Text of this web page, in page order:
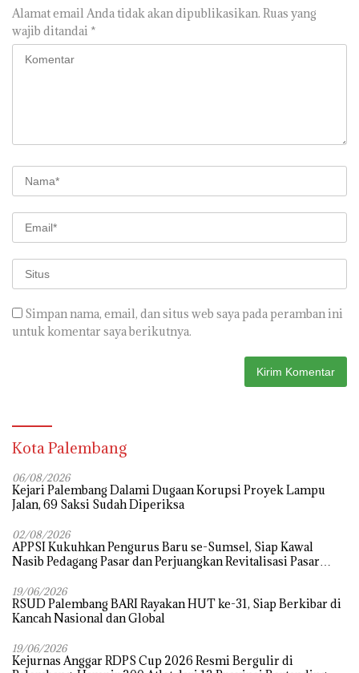
Alamat email Anda tidak akan dipublikasikan. Ruas yang
wajib ditandai *
Simpan nama, email, dan situs web saya pada peramban ini
untuk komentar saya berikutnya.
Kota Palembang
06/08/2026
Kejari Palembang Dalami Dugaan Korupsi Proyek Lampu
Jalan, 69 Saksi Sudah Diperiksa
02/08/2026
APPSI Kukuhkan Pengurus Baru se-Sumsel, Siap Kawal
Nasib Pedagang Pasar dan Perjuangkan Revitalisasi Pasar
19/06/2026
RSUD Palembang BARI Rayakan HUT ke-31, Siap Berkibar di
Kancah Nasional dan Global
19/06/2026
Kejurnas Anggar RDPS Cup 2026 Resmi Bergulir di